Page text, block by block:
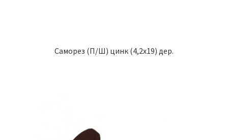
Саморез (П/Ш) цинк (4,2х19) дер.